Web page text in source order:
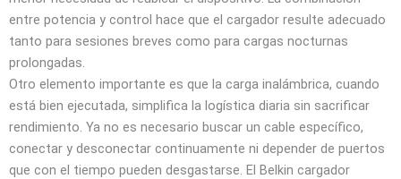
entre potencia y control hace que el cargador resulte adecuado
tanto para sesiones breves como para cargas nocturnas
prolongadas.
Otro elemento importante es que la carga inalámbrica, cuando
está bien ejecutada, simplifica la logística diaria sin sacrificar
rendimiento. Ya no es necesario buscar un cable específico,
conectar y desconectar continuamente ni depender de puertos
que con el tiempo pueden desgastarse. El Belkin cargador